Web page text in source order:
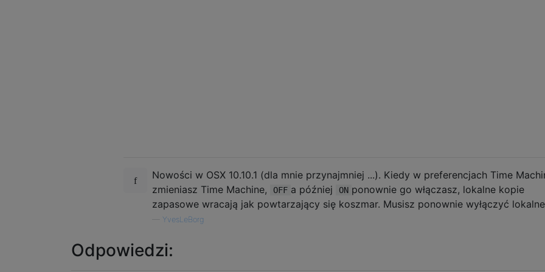
Nowości w OSX 10.10.1 (dla mnie przynajmniej ...). Kiedy w preferencjach Time
zmieniasz Time Machine,
OFF a później ON ponownie go włączasz, lokalne kopie
zapasowe wracają jak powtarzający się koszmar. Musisz ponownie wyłączyć
YvesLeBorg
Odpowiedzi: